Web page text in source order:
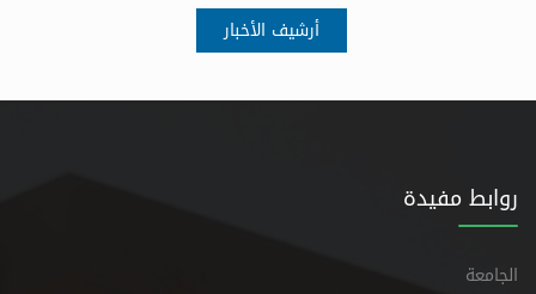
أرشيف الأخبار
روابط مفيدة
الجامعة